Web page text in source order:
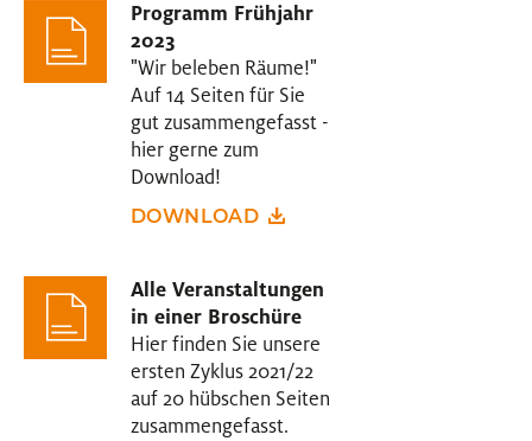
Programm Frühjahr
2023
"Wir beleben Räume!"
Auf 14 Seiten für Sie
gut zusammengefasst -
hier gerne zum
Download!
DOWNLOAD
Alle Veranstaltungen
in einer Broschüre
Hier finden Sie unsere
ersten Zyklus 2021/22
auf 20 hübschen Seiten
zusammengefasst.